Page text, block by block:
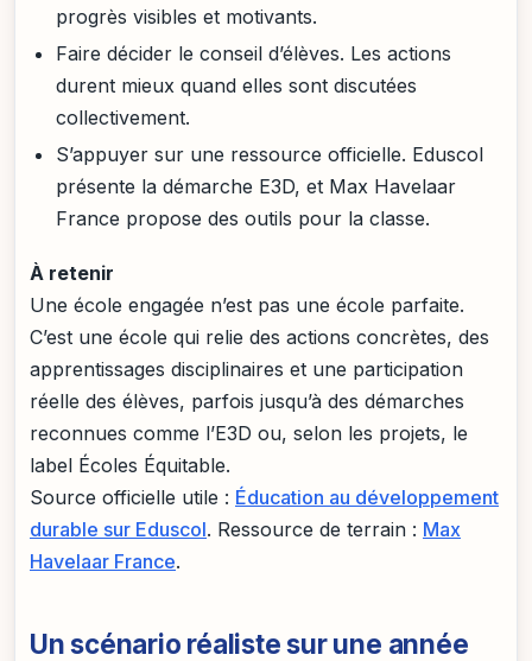
progrès visibles et motivants.
Faire décider le conseil d’élèves. Les actions
durent mieux quand elles sont discutées
collectivement.
S’appuyer sur une ressource officielle. Eduscol
présente la démarche E3D, et Max Havelaar
France propose des outils pour la classe.
À retenir
Une école engagée n’est pas une école parfaite.
C’est une école qui relie des actions concrètes, des
apprentissages disciplinaires et une participation
réelle des élèves, parfois jusqu’à des démarches
reconnues comme l’E3D ou, selon les projets, le
label Écoles Équitable.
Source officielle utile : Éducation au développement
durable sur Eduscol. Ressource de terrain : Max
Havelaar France.
Un scénario réaliste sur une année